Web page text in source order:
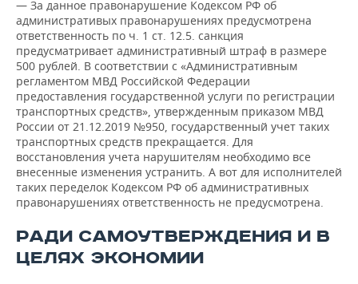
— За данное правонарушение Кодексом РФ об
административых правонарушениях предусмотрена
ответственность по ч. 1 ст. 12.5. санкция
предусматривает административный штраф в размере
500 рублей. В соответствии с «Административным
регламентом МВД Российской Федерации
предоставления государственной услуги по регистрации
транспортных средств», утвержденным приказом МВД
России от 21.12.2019 №950, государственный учет таких
транспортных средств прекращается. Для
восстановления учета нарушителям необходимо все
внесенные изменения устранить. А вот для исполнителей
таких переделок Кодексом РФ об административных
правонарушениях ответственность не предусмотрена.
РАДИ САМОУТВЕРЖДЕНИЯ И В
ЦЕЛЯХ ЭКОНОМИИ